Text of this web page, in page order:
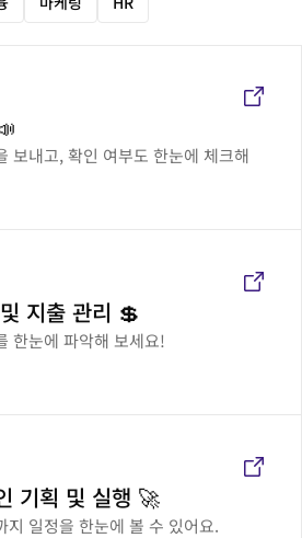
보내고, 확인 여부도 한눈에 체크해
지출 관리 💲
한눈에 파악해 보세요!
기획 및 실행 🚀
지 일정을 한눈에 볼 수 있어요.